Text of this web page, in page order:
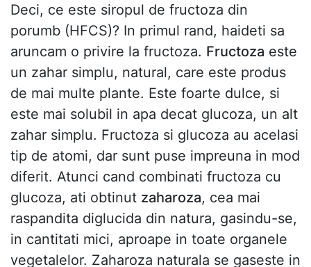
Deci, ce este siropul de fructoza din
porumb (HFCS)? In primul rand, haideti sa
aruncam o privire la fructoza. Fructoza este
un zahar simplu, natural, care este produs
de mai multe plante. Este foarte dulce, si
este mai solubil in apa decat glucoza, un alt
zahar simplu. Fructoza si glucoza au acelasi
tip de atomi, dar sunt puse impreuna in mod
diferit. Atunci cand combinati fructoza cu
glucoza, ati obtinut zaharoza, cea mai
raspandita diglucida din natura, gasindu-se,
in cantitati mici, aproape in toate organele
vegetalelor. Zaharoza naturala se gaseste in